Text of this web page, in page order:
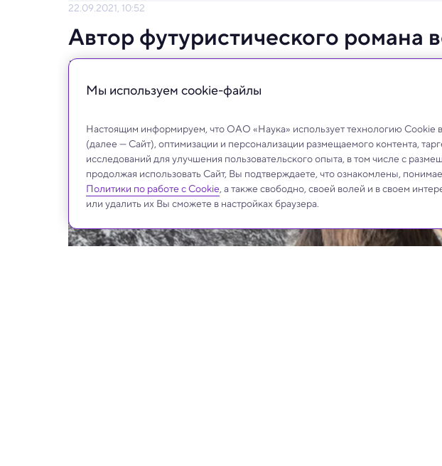
22.09.2021, 10:52
Автор футуристического романа
планами генетиков по
Как водится, фантастика превращается в реальность, но надо
Мы используем сookie-файлы
Настоящим информируем, что ОАО «Наука» использует технологию Cookie
(далее — Сайт), оптимизации и персонализации размещаемого контента,
исследований для улучшения пользовательского опыта, в том числе с
продолжая использовать Сайт, Вы подтверждаете, что ознакомлены,
Политики по работе с Cookie, а также свободно, своей волей и в своем
или удалить их Вы сможете в настройках браузера.